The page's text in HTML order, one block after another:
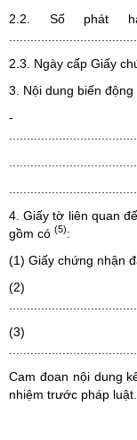
2.2. Số phát
2.3. Ngày cấp Giấy
3. Nội dung biến động
-
4. Giấy tờ liên quan
gồm có (5):
(1) Giấy chứng nhận
(2)
(3)
Cam đoan nội dung
nhiệm trước pháp luật.